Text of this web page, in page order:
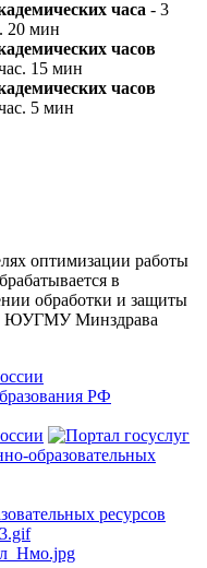
часа - 3
20 мин
часов
15 мин
часов
5 мин
оптимизации работы
в
обработки и защиты
ЮУГМУ Минздрава